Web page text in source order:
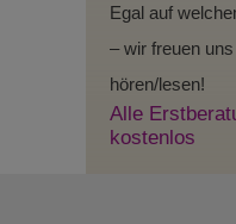
Egal auf
– wir freuen
hören/lesen!
Alle
kostenlos